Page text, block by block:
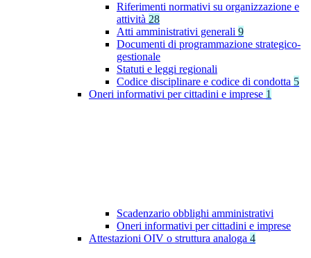
Riferimenti normativi su organizzazione e
attività 28
Atti amministrativi generali 9
Documenti di programmazione strategico-
gestionale
Statuti e leggi regionali
Codice disciplinare e codice di condotta 5
Oneri informativi per cittadini e imprese 1
Scadenzario obblighi amministrativi
Oneri informativi per cittadini e imprese
Attestazioni OIV o struttura analoga 4